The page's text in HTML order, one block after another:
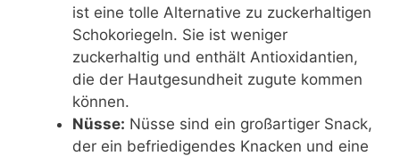
ist eine tolle Alternative zu zuckerhaltigen
Schokoriegeln. Sie ist weniger
zuckerhaltig und enthält Antioxidantien,
die der Hautgesundheit zugute kommen
können.
Nüsse: Nüsse sind ein großartiger Snack,
der ein befriedigendes Knacken und eine